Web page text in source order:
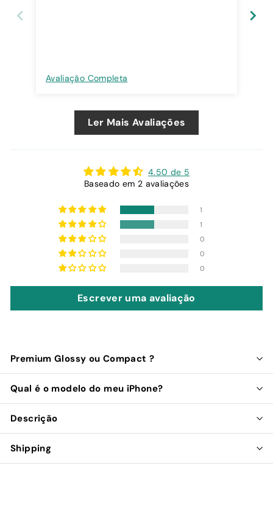
Avaliação Completa
Ler Mais Avaliações
4.50 de 5
Baseado em 2 avaliações
1
1
0
0
0
Escrever uma avaliação
Premium Glossy ou Compact ?
Qual é o modelo do meu iPhone?
Descrição
Shipping